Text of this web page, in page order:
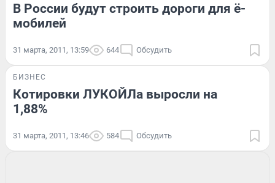
В России будут строить дороги для ё-
мобилей
31 марта, 2011, 13:59 644 Обсудить
БИЗНЕС
Котировки ЛУКОЙЛа выросли на
1,88%
31 марта, 2011, 13:46 584 Обсудить